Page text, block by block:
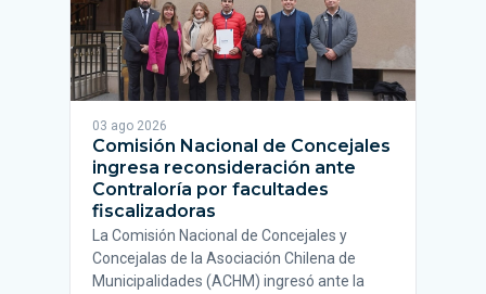
03 ago 2026
Comisión Nacional de Concejales
ingresa reconsideración ante
Contraloría por facultades
fiscalizadoras
La Comisión Nacional de Concejales y
Concejalas de la Asociación Chilena de
Municipalidades (ACHM) ingresó ante la